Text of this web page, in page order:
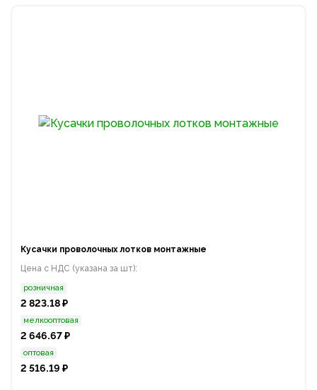
Кусачки проволочных лотков монтажные
Цена с НДС (указана за шт):
розничная
2 823.18 ₽
мелкооптовая
2 646.67 ₽
оптовая
2 516.19 ₽